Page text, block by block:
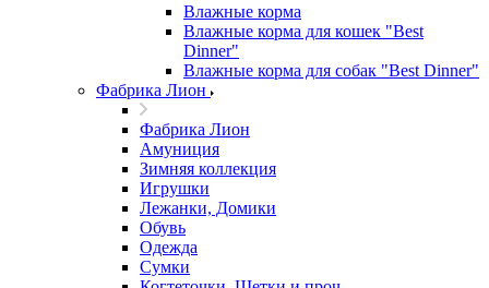
Влажные корма
Влажные корма для кошек "Best
Dinner"
Влажные корма для собак "Best Dinner"
Фабрика Лион
Фабрика Лион
Амуниция
Зимняя коллекция
Игрушки
Лежанки, Домики
Обувь
Одежда
Сумки